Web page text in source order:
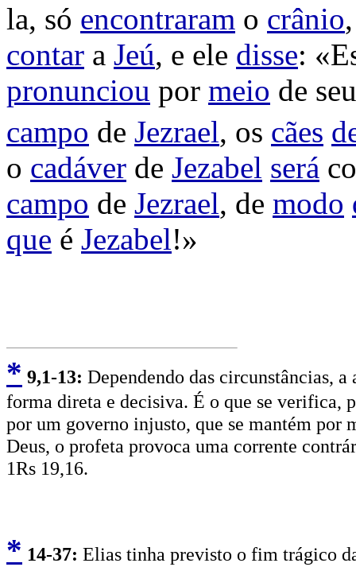
la, só encontraram o crânio
contar a Jeú, e ele disse:
pronunciou por meio de
campo de Jezrael, os cães
o cadáver de Jezabel será
campo de Jezrael, de modo
que é Jezabel!»
* 9,1-13: Dependendo das circunstâncias,
forma direta e decisiva. É o que se verifica,
por um governo injusto, que se mantém por
Deus, o profeta provoca uma corrente
1Rs 19,16.
* 14-37: Elias tinha previsto o fim trágico